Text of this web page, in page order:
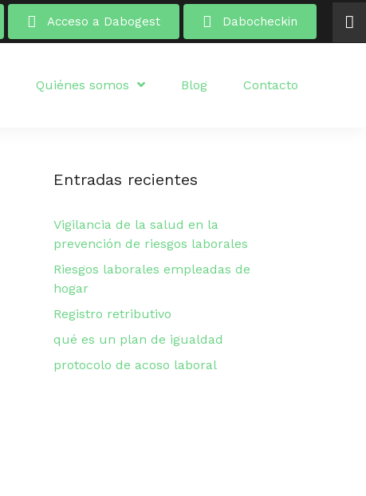
Acceso a Dabogest Dabocheckin
Quiénes somos Blog Contacto
Entradas recientes
Vigilancia de la salud en la
prevención de riesgos laborales
Riesgos laborales empleadas de
hogar
Registro retributivo
qué es un plan de igualdad
protocolo de acoso laboral